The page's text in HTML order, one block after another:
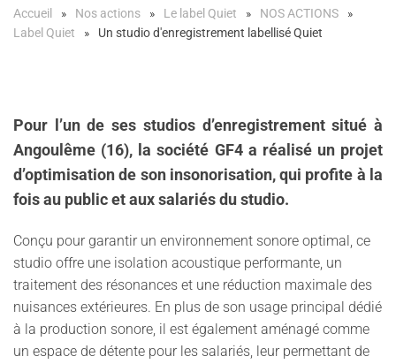
Accueil Nos actions Le label Quiet
NOS ACTIONS
Label Quiet
Un studio d'enregistrement labellisé Quiet
Pour l’un de ses studios d’enregistrement situé à
Angoulême (16), la société GF4 a réalisé un projet
d’optimisation de son insonorisation, qui profite à la
fois au public et aux salariés du studio.
Conçu pour garantir un environnement sonore optimal, ce
studio offre une isolation acoustique performante, un
traitement des résonances et une réduction maximale des
nuisances extérieures. En plus de son usage principal dédié
à la production sonore, il est également aménagé comme
un espace de détente pour les salariés, leur permettant de